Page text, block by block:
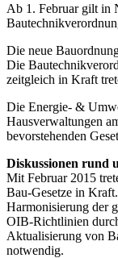
Ab 1. Februar gilt in
Die neue
Die
zeitgleich in Kraft
Die Energie- &
Hausverwaltungen
bevorstehenden
Diskussionen rund
Mit Februar 2015
Bau-Gesetze in
Harmonisierung der
OIB-Richtlinien
Aktualisierung von
notwendig.